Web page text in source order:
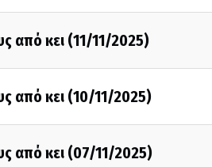
από κει (11/11/2025)
από κει (10/11/2025)
από κει (07/11/2025)